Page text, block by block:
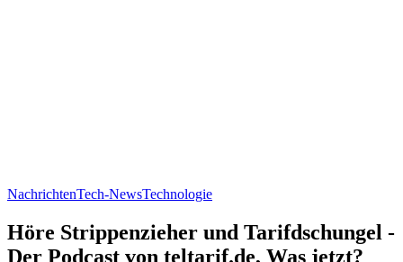
NachrichtenTech-NewsTechnologie
Höre Strippenzieher und Tarifdschungel -
Der Podcast von teltarif.de, Was jetzt?